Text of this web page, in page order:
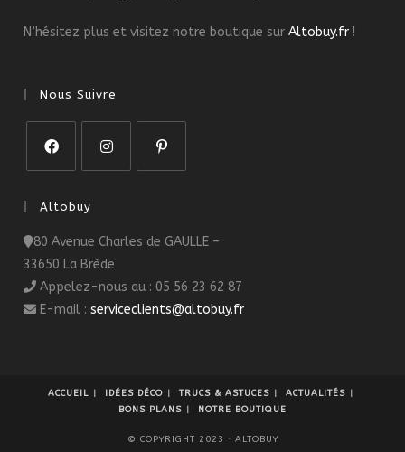
N’hésitez plus et visitez notre boutique surAltobuy.fr !
Nous Suivre
dans
nouvel
onglet
dans
nouvel
onglet
nouvel
Altobuy
80 Avenue Charles de GAULLE –
33650 La Brède
Appelez-nous au : 05 56 23 62 87
E-mail :serviceclients@altobuy.fr
ACCUEIL IDÉES DÉCO TRUCS & ASTUCES
ACTUALITÉS
BONS PLANS
NOTRE BOUTIQUE
© COPYRIGHT 2023 · ALTOBUY